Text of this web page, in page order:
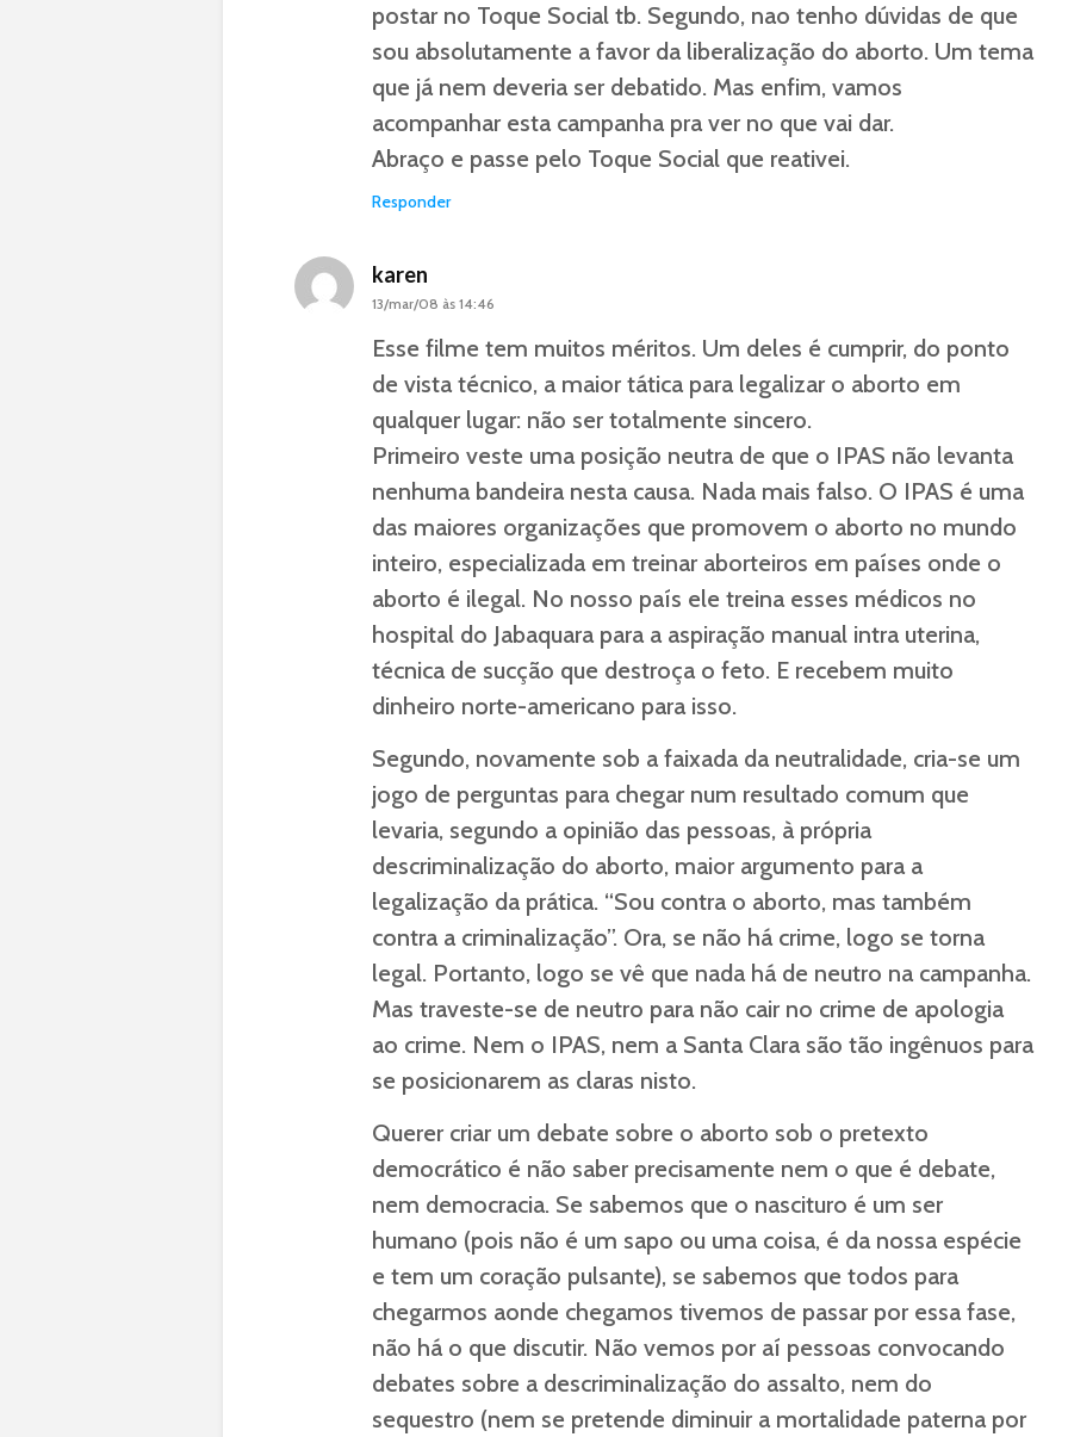
postar no Toque Social tb. Segundo, nao tenho dúvidas de que
sou absolutamente a favor da liberalização do aborto. Um tema
que já nem deveria ser debatido. Mas enfim, vamos
acompanhar esta campanha pra ver no que vai dar.
Abraço e passe pelo Toque Social que reativei.
Responder
karen
13/mar/08 às 14:46
Esse filme tem muitos méritos. Um deles é cumprir, do ponto
de vista técnico, a maior tática para legalizar o aborto em
qualquer lugar: não ser totalmente sincero.
Primeiro veste uma posição neutra de que o IPAS não levanta
nenhuma bandeira nesta causa. Nada mais falso. O IPAS é uma
das maiores organizações que promovem o aborto no mundo
inteiro, especializada em treinar aborteiros em países onde o
aborto é ilegal. No nosso país ele treina esses médicos no
hospital do Jabaquara para a aspiração manual intra uterina,
técnica de sucção que destroça o feto. E recebem muito
dinheiro norte-americano para isso.
Segundo, novamente sob a faixada da neutralidade, cria-se um
jogo de perguntas para chegar num resultado comum que
levaria, segundo a opinião das pessoas, à própria
descriminalização do aborto, maior argumento para a
legalização da prática. “Sou contra o aborto, mas também
contra a criminalização”. Ora, se não há crime, logo se torna
legal. Portanto, logo se vê que nada há de neutro na campanha.
Mas traveste-se de neutro para não cair no crime de apologia
ao crime. Nem o IPAS, nem a Santa Clara são tão ingênuos para
se posicionarem as claras nisto.
Querer criar um debate sobre o aborto sob o pretexto
democrático é não saber precisamente nem o que é debate,
nem democracia. Se sabemos que o nascituro é um ser
humano (pois não é um sapo ou uma coisa, é da nossa espécie
e tem um coração pulsante), se sabemos que todos para
chegarmos aonde chegamos tivemos de passar por essa fase,
não há o que discutir. Não vemos por aí pessoas convocando
debates sobre a descriminalização do assalto, nem do
sequestro (nem se pretende diminuir a mortalidade paterna por